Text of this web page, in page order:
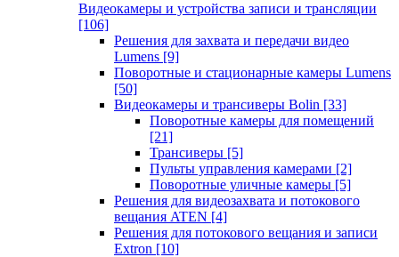
Видеокамеры и устройства записи и трансляции
[106]
Решения для захвата и передачи видео
Lumens [9]
Поворотные и стационарные камеры Lumens
[50]
Видеокамеры и трансиверы Bolin [33]
Поворотные камеры для помещений
[21]
Трансиверы [5]
Пульты управления камерами [2]
Поворотные уличные камеры [5]
Решения для видеозахвата и потокового
вещания ATEN [4]
Решения для потокового вещания и записи
Extron [10]